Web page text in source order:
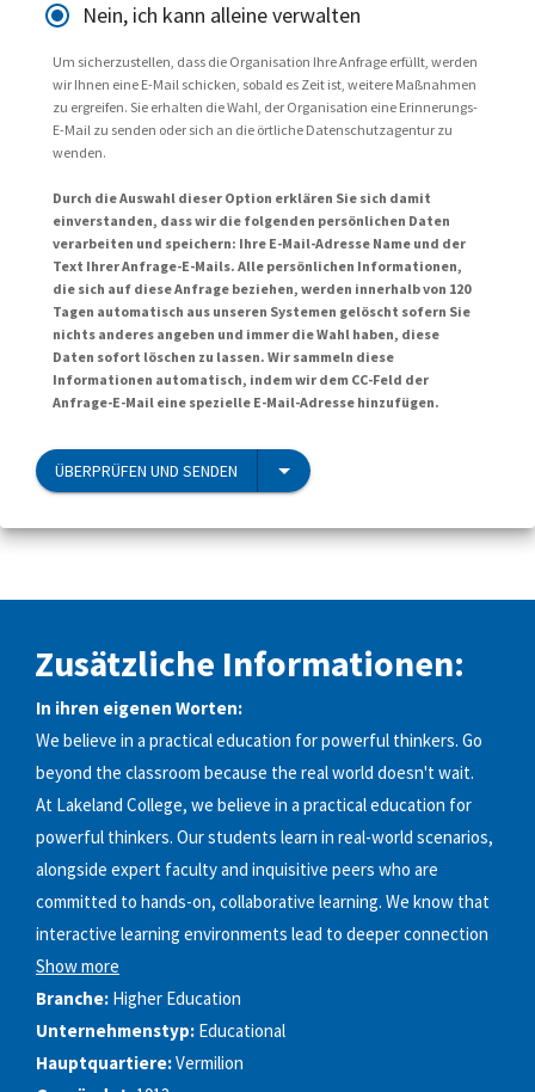
Nein, ich kann alleine verwalten
Um sicherzustellen, dass die Organisation Ihre Anfrage erfüllt, werden
wir Ihnen eine E-Mail schicken, sobald es Zeit ist, weitere Maßnahmen
zu ergreifen. Sie erhalten die Wahl, der Organisation eine Erinnerungs-
E-Mail zu senden oder sich an die örtliche Datenschutzagentur zu
wenden.
Durch die Auswahl dieser Option erklären Sie sich damit
einverstanden, dass wir die folgenden persönlichen Daten
verarbeiten und speichern: Ihre E-Mail-Adresse Name und der
Text Ihrer Anfrage-E-Mails. Alle persönlichen Informationen,
die sich auf diese Anfrage beziehen, werden innerhalb von 120
Tagen automatisch aus unseren Systemen gelöscht sofern Sie
nichts anderes angeben und immer die Wahl haben, diese
Daten sofort löschen zu lassen. Wir sammeln diese
Informationen automatisch, indem wir dem CC-Feld der
Anfrage-E-Mail eine spezielle E-Mail-Adresse hinzufügen.
ÜBERPRÜFEN UND SENDEN
Zusätzliche Informationen:
In ihren eigenen Worten:
We believe in a practical education for powerful thinkers. Go
beyond the classroom because the real world doesn't wait.
At Lakeland College, we believe in a practical education for
powerful thinkers. Our students learn in real-world scenarios,
alongside expert faculty and inquisitive peers who are
committed to hands-on, collaborative learning. We know that
interactive learning environments lead to deeper connection
Show more
Branche: Higher Education
Unternehmenstyp: Educational
Hauptquartiere:Vermilion